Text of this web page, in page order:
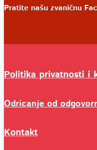
Pratite našu zvaničnu
Politika privatnosti i
Odricanje od
Kontakt